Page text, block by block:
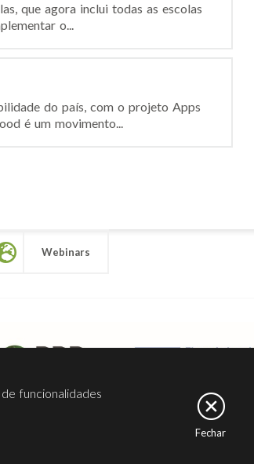
que agora inclui todas as escolas
o...
do país, com o projeto Apps
é um movimento...
Webinars
funcionalidades
Fechar